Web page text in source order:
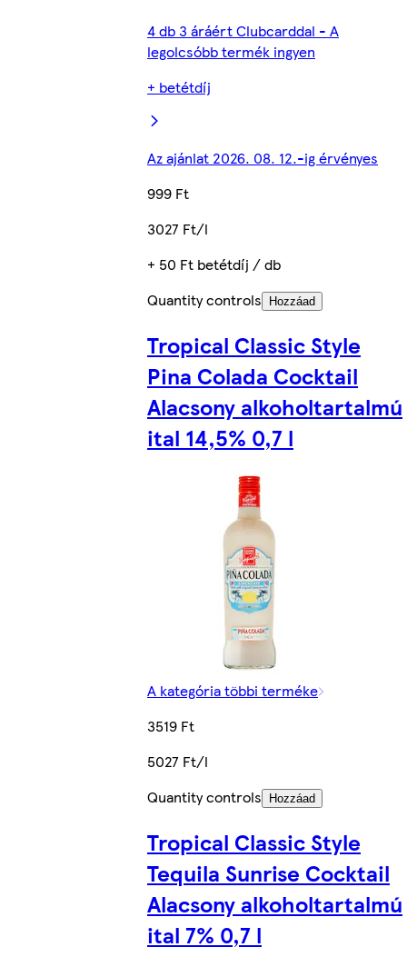
4 db 3 áráért Clubcarddal - A
legolcsóbb termék ingyen
+ betétdíj
Az ajánlat 2026. 08. 12.-ig érvényes
999 Ft
3027 Ft/l
+ 50 Ft betétdíj / db
Quantity controls
Hozzáad
Tropical Classic Style
Pina Colada Cocktail
Alacsony alkoholtartalmú
ital 14,5% 0,7 l
A kategória többi terméke
3519 Ft
5027 Ft/l
Quantity controls
Hozzáad
Tropical Classic Style
Tequila Sunrise Cocktail
Alacsony alkoholtartalmú
ital 7% 0,7 l